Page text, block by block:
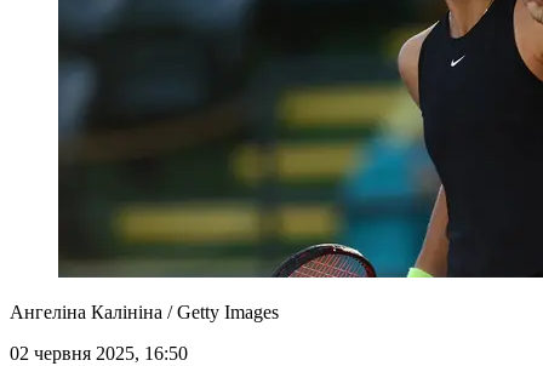
Ангеліна Калініна / Getty Images
02 червня 2025, 16:50